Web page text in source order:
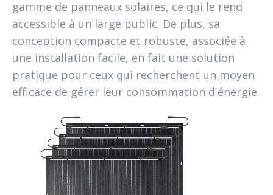
gamme de panneaux solaires, ce qui le rend
accessible à un large public. De plus, sa
conception compacte et robuste, associée à
une installation facile, en fait une solution
pratique pour ceux qui recherchent un moyen
efficace de gérer leur consommation d'énergie.